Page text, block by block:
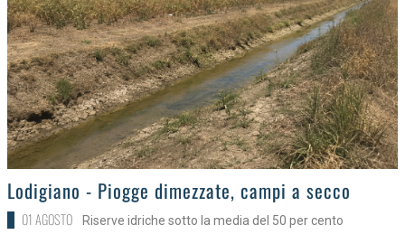
>Lodigiano - Piogge dimezzate, campi a secco
01 AGOSTO Riserve idriche sotto la media del 50 per cento